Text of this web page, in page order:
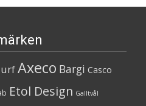
Axeco Bargi Casco
Etol Design Galltvål